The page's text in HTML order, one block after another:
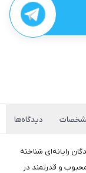
دیدگاه‌ها
رایانه‌ای شناخته
و قدرتمند در